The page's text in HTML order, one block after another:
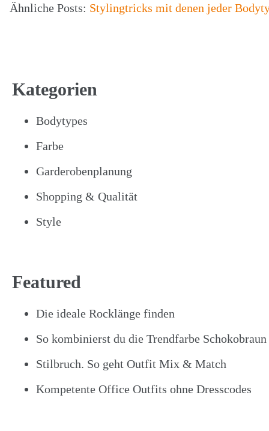
Ähnliche Posts: Stylingtricks mit denen jeder
Kategorien
Bodytypes
Farbe
Garderobenplanung
Shopping & Qualität
Style
Featured
Die ideale Rocklänge finden
So kombinierst du die Trendfarbe Schokobraun
Stilbruch. So geht Outfit Mix & Match
Kompetente Office Outfits ohne Dresscodes